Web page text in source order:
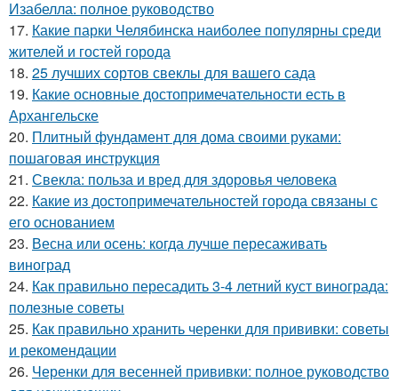
Изабелла: полное руководство
17. Какие парки Челябинска наиболее популярны среди
жителей и гостей города
18. 25 лучших сортов свеклы для вашего сада
19. Какие основные достопримечательности есть в
Архангельске
20. Плитный фундамент для дома своими руками:
пошаговая инструкция
21. Свекла: польза и вред для здоровья человека
22. Какие из достопримечательностей города связаны с
его основанием
23. Весна или осень: когда лучше пересаживать
виноград
24. Как правильно пересадить 3-4 летний куст винограда:
полезные советы
25. Как правильно хранить черенки для прививки: советы
и рекомендации
26. Черенки для весенней прививки: полное руководство